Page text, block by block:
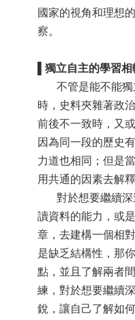
國家的視角和理想
察。
獨立自主的學習
不管是能不能獨
時，史料夾雜著政
前後不一致時，又
因為同一段的歷史
力道也相同；但是
用共通的因素去解
對於想要繼續深
讀資料的能力，或
章，去建構一個相
是缺乏結構性，那
點，並且了解兩者
練，對於想要繼續
銳，讓自己了解如